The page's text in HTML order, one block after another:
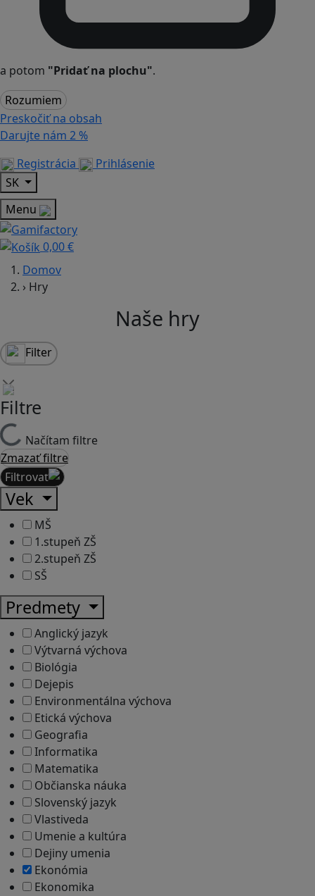
a potom "Pridať na plochu".
Rozumiem
Preskočiť na obsah
Darujte nám 2 %
Registrácia
Prihlásenie
SK
Menu
0,00 €
Domov
› Hry
Naše hry
Filter
Filtre
Načítam filtre
Zmazať filtre
Filtrovať
Vek
MŠ
1.stupeň ZŠ
2.stupeň ZŠ
SŠ
Predmety
Anglický jazyk
Výtvarná výchova
Biológia
Dejepis
Environmentálna výchova
Etická výchova
Geografia
Informatika
Matematika
Občianska náuka
Slovenský jazyk
Vlastiveda
Umenie a kultúra
Dejiny umenia
Ekonómia
Ekonomika